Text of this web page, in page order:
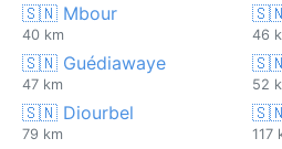
🇸🇳 Mbour
40 km
🇸🇳
46
🇸🇳 Guédiawaye
47 km
🇸🇳
52
🇸🇳 Diourbel
79 km
🇸🇳
117